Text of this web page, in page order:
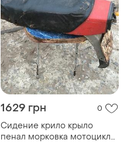
1629 грн 0
Сидение крило крыло
пенал морковка мотоцикла